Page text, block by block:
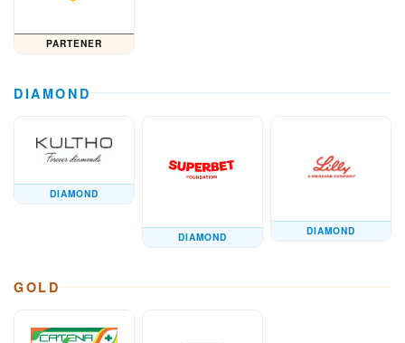
PARTENER
DIAMOND
DIAMOND
DIAMOND
DIAMOND
GOLD